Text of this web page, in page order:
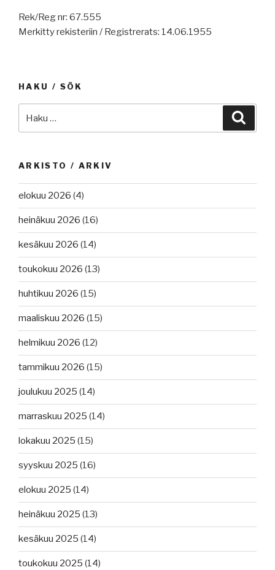
Rek/Reg nr: 67.555
Merkitty rekisteriin / Registrerats: 14.06.1955
HAKU / SÖK
ARKISTO / ARKIV
elokuu 2026 (4)
heinäkuu 2026 (16)
kesäkuu 2026 (14)
toukokuu 2026 (13)
huhtikuu 2026 (15)
maaliskuu 2026 (15)
helmikuu 2026 (12)
tammikuu 2026 (15)
joulukuu 2025 (14)
marraskuu 2025 (14)
lokakuu 2025 (15)
syyskuu 2025 (16)
elokuu 2025 (14)
heinäkuu 2025 (13)
kesäkuu 2025 (14)
toukokuu 2025 (14)